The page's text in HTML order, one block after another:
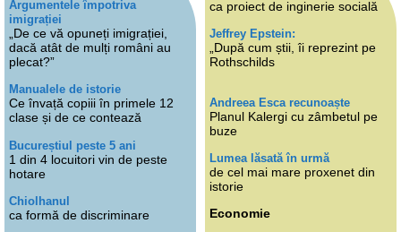
Argumentele împotriva
imigrației
„De ce vă opuneți imigrației,
dacă atât de mulți români au
plecat?”
Manualele de istorie
Ce învață copiii în primele 12
clase și de ce contează
Bucureștiul peste 5 ani
1 din 4 locuitori vin de peste
hotare
Chiolhanul
ca formă de discriminare
ca proiect de inginerie socială
Jeffrey Epstein:
„După cum știi, îi reprezint pe
Rothschilds
Andreea Esca recunoaște
Planul Kalergi cu zâmbetul pe
buze
Lumea lăsată în urmă
de cel mai mare proxenet din
istorie
Economie